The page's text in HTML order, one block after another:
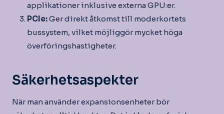
applikationer inklusive externa GPU:er.
PCIe:Ger direkt åtkomst till moderkortets
bussystem, vilket möjliggör mycket höga
överföringshastigheter.
Säkerhetsaspekter
När man använder expansionsenheter bör